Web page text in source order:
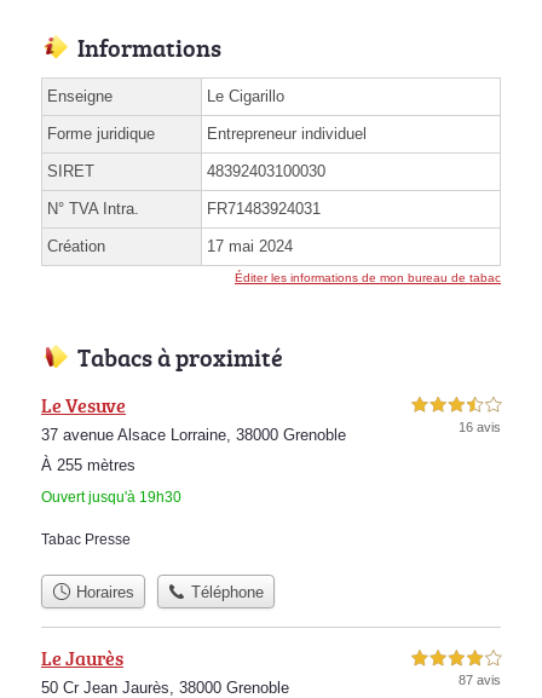
Informations
Enseigne Le Cigarillo
Forme juridique Entrepreneur individuel
SIRET 48392403100030
N° TVA Intra. FR71483924031
Création 17 mai 2024
Éditer les informations de mon bureau de tabac
Tabacs à proximité
Le Vesuve
37 avenue Alsace Lorraine, 38000 Grenoble
À 255 mètres
Ouvert jusqu'à 19h30
3,5 étoiles sur 5
16 avis
Tabac Presse
Horaires Téléphone
Le Jaurès
50 Cr Jean Jaurès, 38000 Grenoble
4,0 étoiles sur 5
87 avis